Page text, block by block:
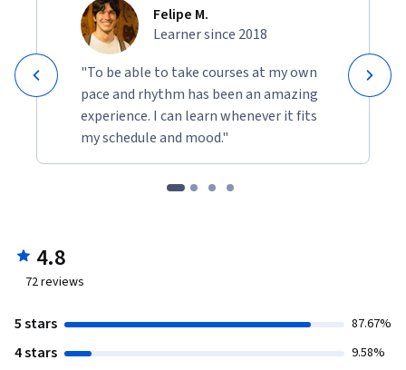
Felipe M.
Learner since 2018
"To be able to take courses at my own
pace and rhythm has been an amazing
experience. I can learn whenever it fits
my schedule and mood."
4.8
72reviews
5 stars 87.67%
4 stars 9.58%